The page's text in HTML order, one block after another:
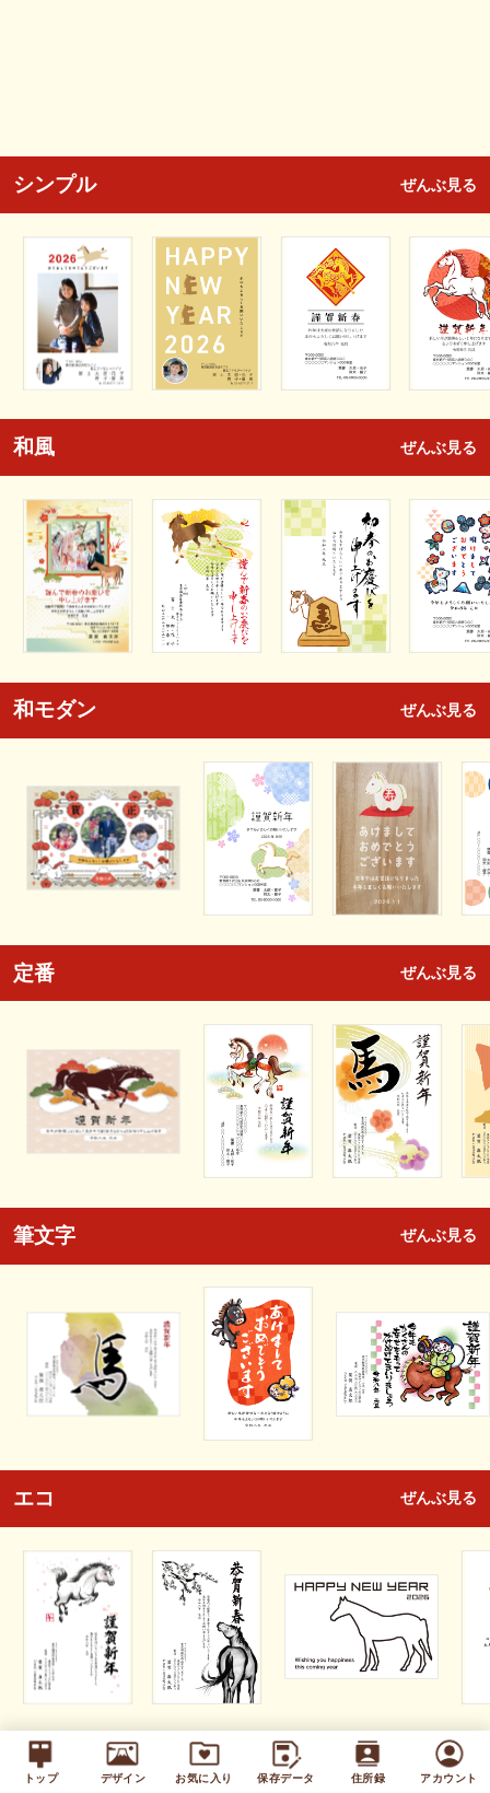
トップ デザイン お気に入り 保存データ 住所録 アカウント
シンプル ぜんぶ見る
和風 ぜんぶ見る
和モダン ぜんぶ見る
定番 ぜんぶ見る
筆文字 ぜんぶ見る
エコ ぜんぶ見る
キッズ ぜんぶ見る